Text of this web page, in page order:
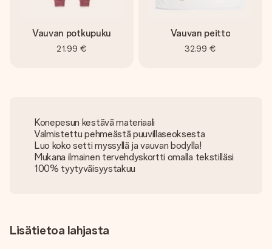
Vauvan potkupuku
21,99 €
Vauvan peitto
32,99 €
Konepesun kestävä materiaali
Valmistettu pehmeästä puuvillaseoksesta
Luo koko setti myssyllä ja vauvan bodylla!
Mukana ilmainen tervehdyskortti omalla tekstilläsi
100% tyytyväisyystakuu
Lisätietoa lahjasta